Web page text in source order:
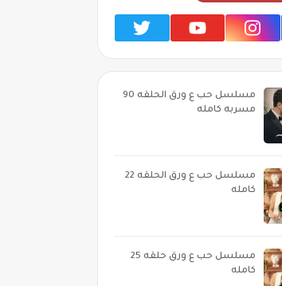
مسلسل حب ع ورق الحلقه 90
مسربه كامله
مسلسل حب ع ورق الحلقه 22
كامله
مسلسل حب ع ورق حلقه 25
كامله